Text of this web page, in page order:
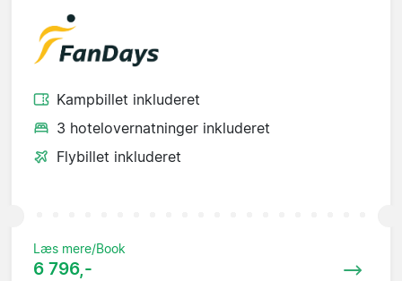
Kampbillet inkluderet
3 hotelovernatninger inkluderet
Flybillet inkluderet
Læs mere/Book
6 796,-